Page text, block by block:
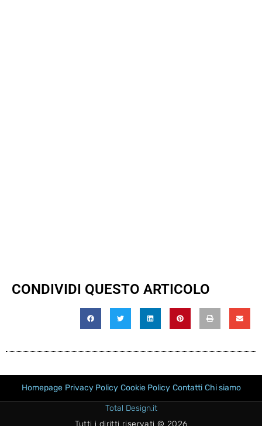
CONDIVIDI QUESTO ARTICOLO
Homepage Privacy Policy Cookie Policy Contatti Chi siamo
Total Design.it
Tutti i diritti riservati © 2026